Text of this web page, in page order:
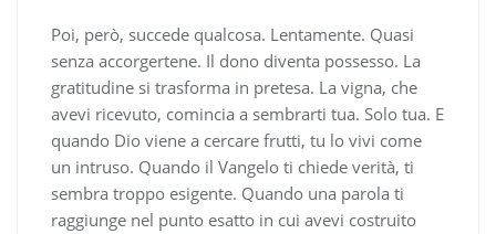
Poi, però, succede qualcosa. Lentamente. Quasi
senza accorgertene. Il dono diventa possesso. La
gratitudine si trasforma in pretesa. La vigna, che
avevi ricevuto, comincia a sembrarti tua. Solo tua. E
quando Dio viene a cercare frutti, tu lo vivi come
un intruso. Quando il Vangelo ti chiede verità, ti
sembra troppo esigente. Quando una parola ti
raggiunge nel punto esatto in cui avevi costruito